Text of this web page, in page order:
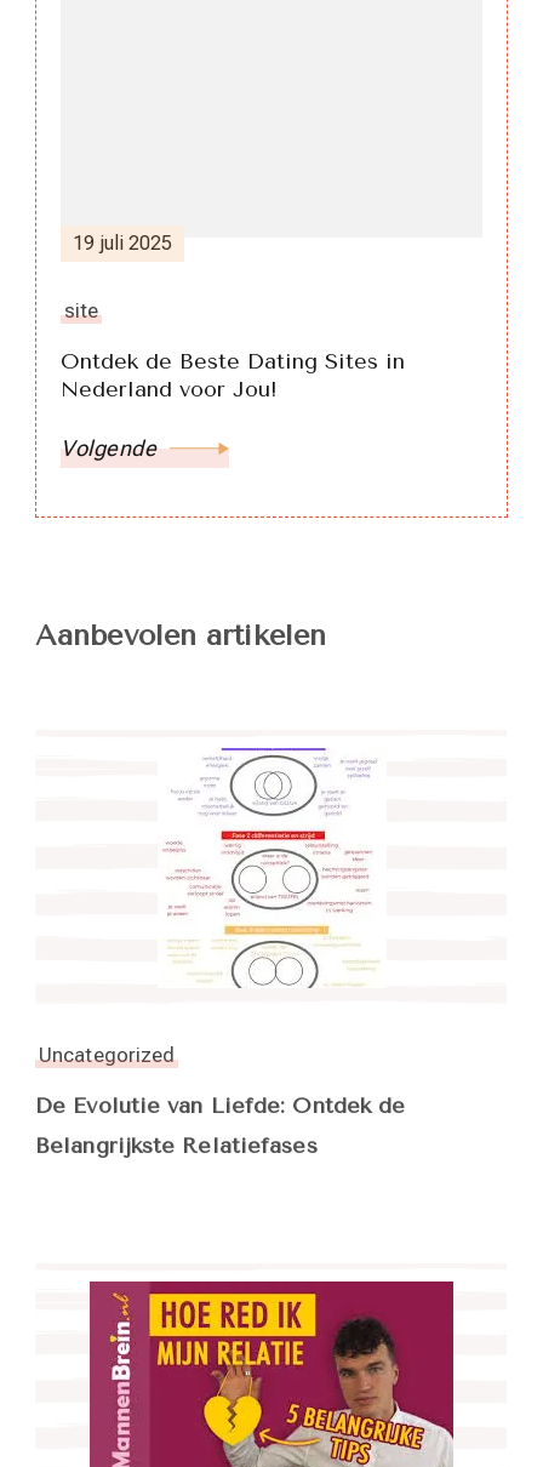
19 juli 2025
site
Ontdek de Beste Dating Sites in
Nederland voor Jou!
Volgende
Aanbevolen artikelen
Uncategorized
De Evolutie van Liefde: Ontdek de
Belangrijkste Relatiefases